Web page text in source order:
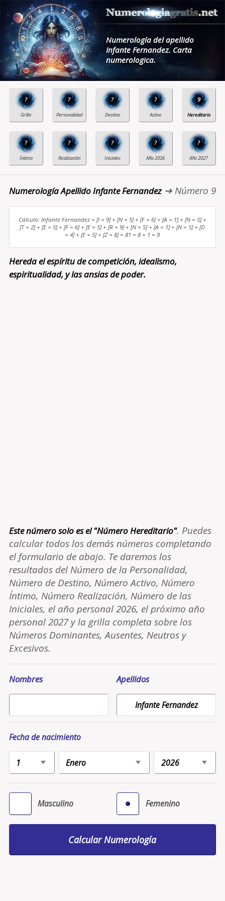
Numerología del apellido
Infante Fernandez. Carta
numerologica.
? ? ? ? 9
? ? ? ? ?
Numerología Apellido Infante Fernandez➔ Número 9
Cálculo: Infante Fernandez = [I = 9] + [N = 5] + [F = 6] + [A = 1] + [N = 5] +
[T = 2] + [E = 5] + [F = 6] + [E = 5] + [R = 9] + [N = 5] + [A = 1] + [N = 5] + [D
= 4] + [E = 5] + [Z = 8] = 81 = 8 + 1 = 9
Hereda el espíritu de competición, idealismo,
espiritualidad, y las ansias de poder.
Este número solo es el "Número Hereditario". Puedes
calcular todos los demás números completando
el formulario de abajo. Te daremos los
resultados del Número de la Personalidad,
Número de Destino, Número Activo, Número
Íntimo, Número Realización, Número de las
Iniciales, el año personal 2026, el próximo año
personal 2027 y la grilla completa sobre los
Números Dominantes, Ausentes, Neutros y
Excesivos.
Nombres Apellidos
Fecha de nacimiento
Masculino Femenino